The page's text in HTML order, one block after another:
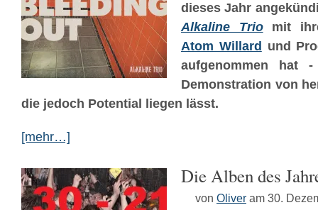
dieses Jahr
Alkaline Triomit
Atom Willard und
aufgenommen hat
Demonstration von
die jedoch Potential liegen lässt.
[mehr…]
Die Alben des
von Oliver am 30.